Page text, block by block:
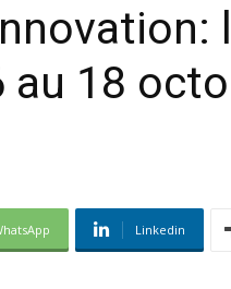
au 18
Linkedin